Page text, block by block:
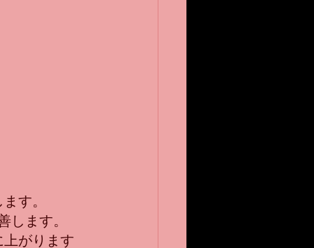
す。
します。
がります